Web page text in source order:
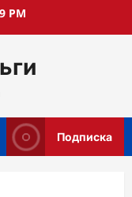
PM
Подписка